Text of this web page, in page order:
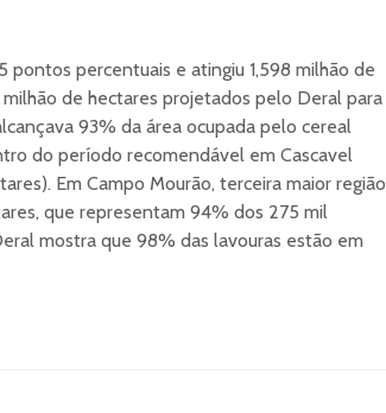
percentuais e atingiu 1,598 milhão de
de hectares projetados pelo Deral para
93% da área ocupada pelo cereal
do período recomendável em Cascavel
Em Campo Mourão, terceira maior região
que representam 94% dos 275 mil
mostra que 98% das lavouras estão em